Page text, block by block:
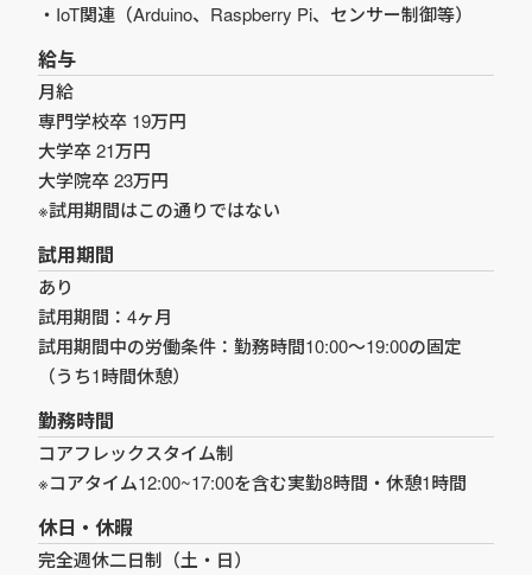
・IoT関連（Arduino、Raspberry Pi、センサー制御等）
給与
月給
専門学校卒 19万円
大学卒 21万円
大学院卒 23万円
※試用期間はこの通りではない
試用期間
あり
試用期間：4ヶ月
試用期間中の労働条件：勤務時間10:00〜19:00の固定
（うち1時間休憩）
勤務時間
コアフレックスタイム制
※コアタイム12:00~17:00を含む実勤8時間・休憩1時間
休日・休暇
完全週休二日制（土・日）